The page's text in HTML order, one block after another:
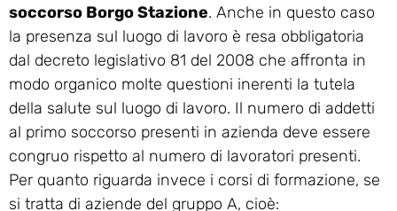
soccorso Borgo Stazione. Anche in questo caso
la presenza sul luogo di lavoro è resa obbligatoria
dal decreto legislativo 81 del 2008 che affronta in
modo organico molte questioni inerenti la tutela
della salute sul luogo di lavoro. Il numero di addetti
al primo soccorso presenti in azienda deve essere
congruo rispetto al numero di lavoratori presenti.
Per quanto riguarda invece i corsi di formazione, se
si tratta di aziende del gruppo A, cioè: